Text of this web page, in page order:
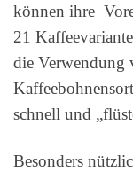
können ihre
21
die Verwendung
schnell und
Besonders